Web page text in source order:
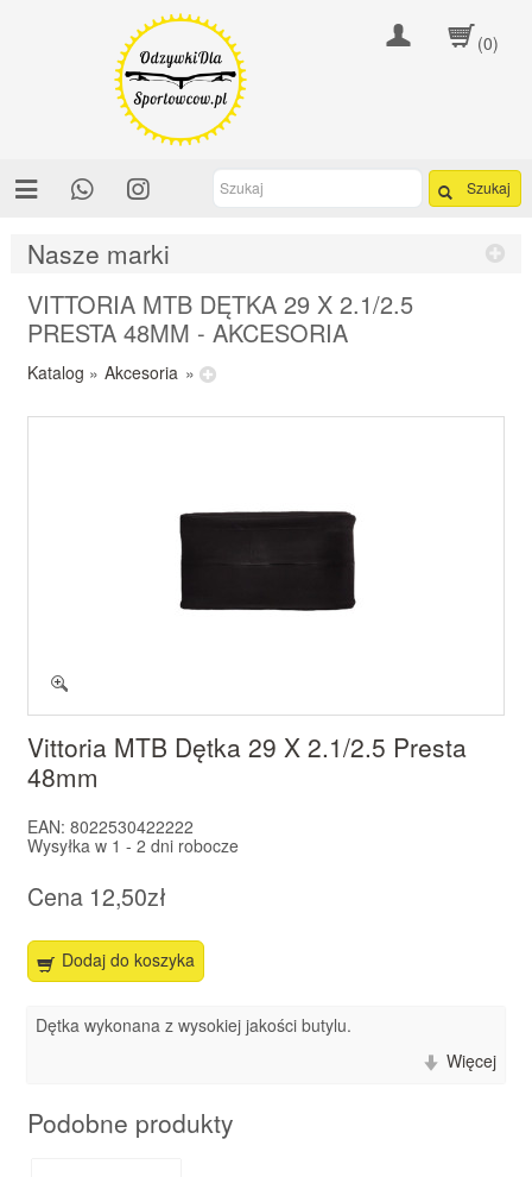
(0)
Szukaj
Nasze marki
VITTORIA MTB DĘTKA 29 X 2.1/2.5
PRESTA 48MM - AKCESORIA
Katalog » Akcesoria »
Vittoria MTB Dętka 29 X 2.1/2.5 Presta
48mm
EAN: 8022530422222
Wysyłka w 1 - 2 dni robocze
Cena 12,50zł
Dodaj do koszyka
Dętka wykonana z wysokiej jakości butylu.
Więcej
Podobne produkty